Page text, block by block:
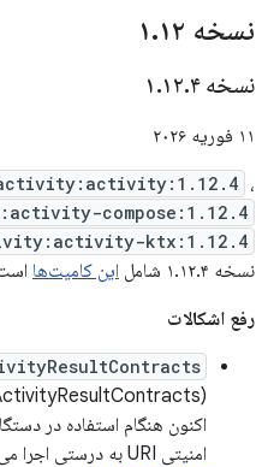
نسخه ۱ .۱۲
نسخه ۱ .۱۲.۴
۱۱ فوریه ۲۰۲۶
،
compose:1.12.4
ktx:1.12.4
نسخه ۱.۱۲.۴ شامل
این کامیت‌ها
رفع اشکالات
اکنون هنگام استفاده در
امنیتی URI به درستی اجرا می‌شوند. (